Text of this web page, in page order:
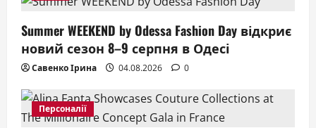
Summer WEEKEND by Odessa Fashion Day відкриє
новий сезон 8–9 серпня в Одесі
Савенко Ірина 04.08.2026 0
Персоналії